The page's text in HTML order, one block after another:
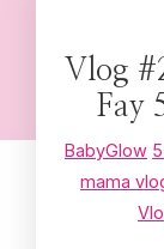
Vlog
Fay
BabyGlow
mama